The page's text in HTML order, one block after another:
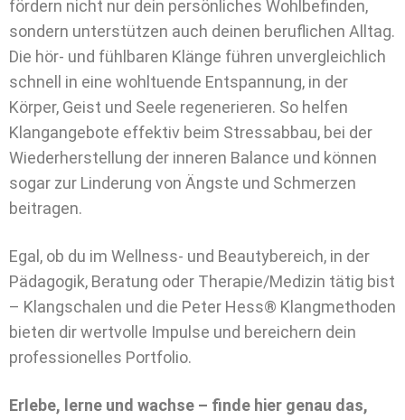
fördern nicht nur dein persönliches Wohlbefinden,
sondern unterstützen auch deinen beruflichen Alltag.
Die hör- und fühlbaren Klänge führen unvergleichlich
schnell in eine wohltuende Entspannung, in der
Körper, Geist und Seele regenerieren. So helfen
Klangangebote effektiv beim Stressabbau, bei der
Wiederherstellung der inneren Balance und können
sogar zur Linderung von Ängste und Schmerzen
beitragen.
Egal, ob du im Wellness- und Beautybereich, in der
Pädagogik, Beratung oder Therapie/Medizin tätig bist
– Klangschalen und die Peter Hess® Klangmethoden
bieten dir wertvolle Impulse und bereichern dein
professionelles Portfolio.
Erlebe, lerne und wachse – finde hier genau das,